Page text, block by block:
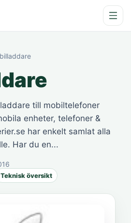
till mobiltelefoner
enheter, telefoner &
har enkelt samlat alla
Har du en...
Teknisk översikt